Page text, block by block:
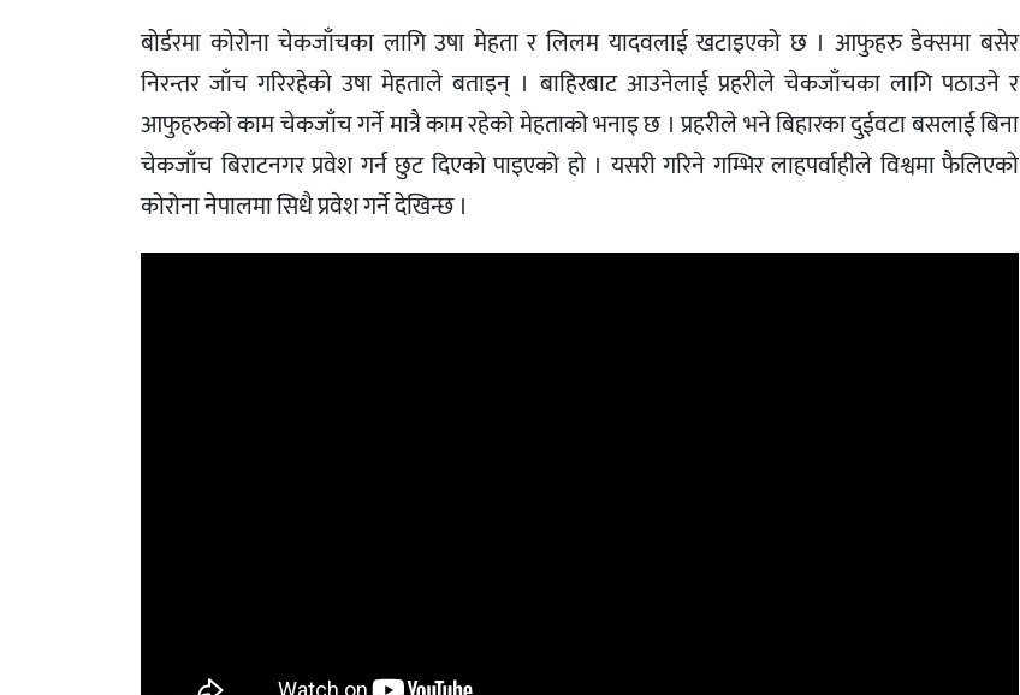
बोर्डरमा कोरोना चेकजाँचका लागि उषा मेहता र लिलम यादवलाई खटाइएको छ । आफुहरु डेक्समा बसेर
निरन्तर जाँच गरिरहेको उषा मेहताले बताइन् । बाहिरबाट आउनेलाई प्रहरीले चेकजाँचका लागि पठाउने र
आफुहरुको काम चेकजाँच गर्ने मात्रै काम रहेको मेहताको भनाइ छ । प्रहरीले भने बिहारका दुईवटा बसलाई बिना
चेकजाँच बिराटनगर प्रवेश गर्न छुट दिएको पाइएको हो । यसरी गरिने गम्भिर लाहपर्वाहीले विश्वमा फैलिएको
कोरोना नेपालमा सिधै प्रवेश गर्ने देखिन्छ ।